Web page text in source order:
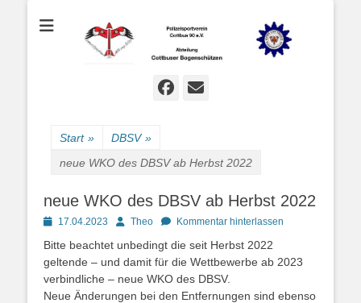
Cottbuser
Bogenschützen
Bogenschießen in Cottbus
Facebook
E-
Start » DBSV »
neue WKO des DBSV ab Herbst 2022
neue WKO des DBSV ab Herbst 2022
Posted17.04.2023 AutorTheo Kommentar hinterlassen
Bitte beachtet unbedingt die seit Herbst 2022
geltende – und damit für die Wettbewerbe ab 2023
verbindliche – neue WKO des DBSV.
Neue Änderungen bei den Entfernungen sind ebenso